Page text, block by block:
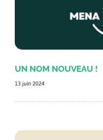
UN NOM NOUVEAU !
13 juin 2024